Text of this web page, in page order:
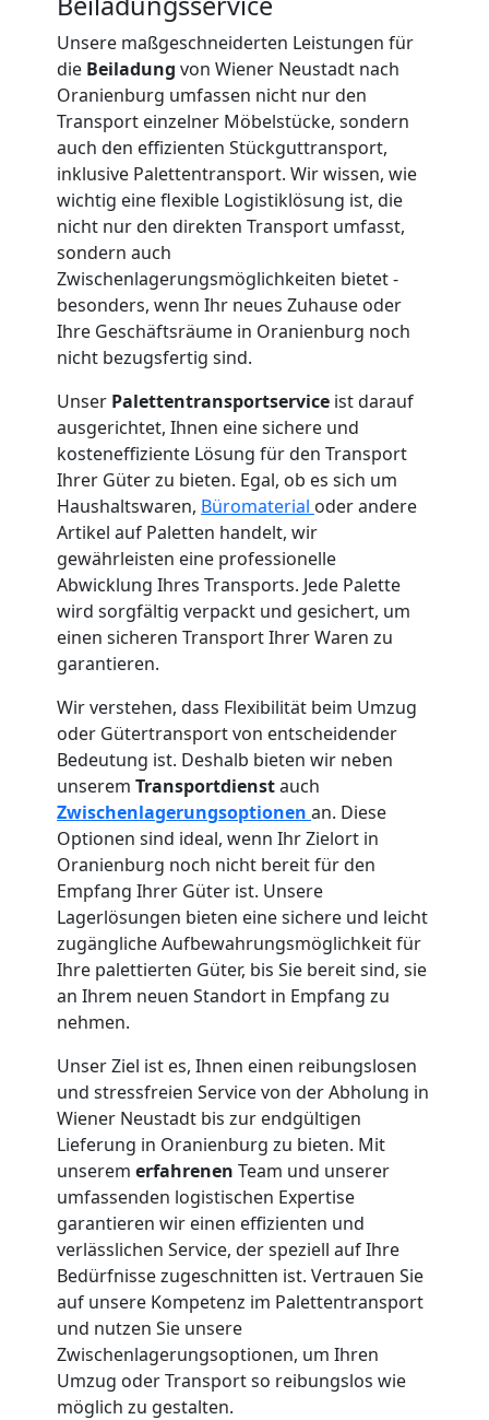
Unsere maßgeschneiderten Leistungen für
die Beiladung von Wiener Neustadt nach
Oranienburg umfassen nicht nur den
Transport einzelner Möbelstücke, sondern
auch den effizienten Stückguttransport,
inklusive Palettentransport. Wir wissen, wie
wichtig eine flexible Logistiklösung ist, die
nicht nur den direkten Transport umfasst,
sondern auch
Zwischenlagerungsmöglichkeiten bietet -
besonders, wenn Ihr neues Zuhause oder
Ihre Geschäftsräume in Oranienburg noch
nicht bezugsfertig sind.
Unser Palettentransportservice ist darauf
ausgerichtet, Ihnen eine sichere und
kosteneffiziente Lösung für den Transport
Ihrer Güter zu bieten. Egal, ob es sich um
Haushaltswaren, Büromaterial oder andere
Artikel auf Paletten handelt, wir
gewährleisten eine professionelle
Abwicklung Ihres Transports. Jede Palette
wird sorgfältig verpackt und gesichert, um
einen sicheren Transport Ihrer Waren zu
garantieren.
Wir verstehen, dass Flexibilität beim Umzug
oder Gütertransport von entscheidender
Bedeutung ist. Deshalb bieten wir neben
unserem Transportdienstauch
Zwischenlagerungsoptionen an. Diese
Optionen sind ideal, wenn Ihr Zielort in
Oranienburg noch nicht bereit für den
Empfang Ihrer Güter ist. Unsere
Lagerlösungen bieten eine sichere und leicht
zugängliche Aufbewahrungsmöglichkeit für
Ihre palettierten Güter, bis Sie bereit sind, sie
an Ihrem neuen Standort in Empfang zu
nehmen.
Unser Ziel ist es, Ihnen einen reibungslosen
und stressfreien Service von der Abholung in
Wiener Neustadt bis zur endgültigen
Lieferung in Oranienburg zu bieten. Mit
unserem erfahrenen Team und unserer
umfassenden logistischen Expertise
garantieren wir einen effizienten und
verlässlichen Service, der speziell auf Ihre
Bedürfnisse zugeschnitten ist. Vertrauen Sie
auf unsere Kompetenz im Palettentransport
und nutzen Sie unsere
Zwischenlagerungsoptionen, um Ihren
Umzug oder Transport so reibungslos wie
möglich zu gestalten.
Neustadt
Full-
Service-
Umzug
Wiener
Neustadt
Qualitäts-
Umzüge
Wiener
Neustadt
Vereinsumzug
Wiener
Neustadt
Anfrage
Möbeltransport
National
Möbeltransport
International
Beiladung
National
Beiladung